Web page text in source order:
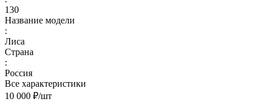
130
Название модели
:
Лиса
Страна
:
Россия
Все характеристики
10 000 ₽/шт